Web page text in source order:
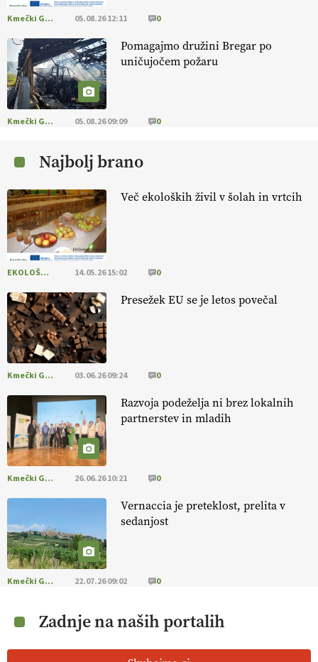
FREŠER
KMETIJSKA LIGA PRVAKOV: POMLADITEV
KMETIJSKE EKIPE
KMETIJSKA LIGA PRVAKOV: UKRAJINA vs.
EVROPA
EKOloško = logično: ekološka kmetija
EKOloško = logično: VLOG Okus je
pomembnejši od izgleda
EKOloško = logično: ekološka kmetija PR'
RAKARI
Kmečki Glas 05.08.26 12:11 0
Pomagajmo družini Bregar po
uničujočem požaru
Kmečki Glas 05.08.26 09:09 0
Najbolj brano
Več ekoloških živil v šolah in vrtcih
EKOLOŠKO LOGIČNO 14.05.26 15:02 0
Presežek EU se je letos povečal
Kmečki Glas 03.06.26 09:24 0
Razvoja podeželja ni brez lokalnih
partnerstev in mladih
Kmečki Glas 26.06.26 10:21 0
Vernaccia je preteklost, prelita v
sedanjost
Kmečki Glas 22.07.26 09:02 0
Zadnje na naših portalih